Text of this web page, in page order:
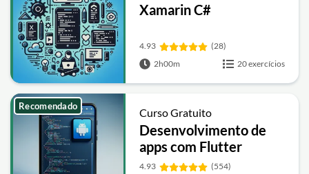
Xamarin C#
4.93
(28)
2h00m
20 exercícios
Curso Gratuito
Desenvolvimento de
apps com Flutter
4.93
(554)
Recomendado